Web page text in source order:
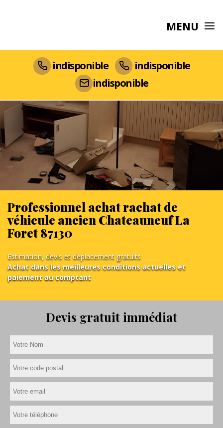
MENU
indisponible
indisponible
indisponible
Professionnel achat rachat de
véhicule ancien Chateauneuf La
Foret 87130
Estimation, devis et déplacement gratuits
Achat dans les meilleures conditions actuelles et
paiement au comptant
Devis gratuit immédiat